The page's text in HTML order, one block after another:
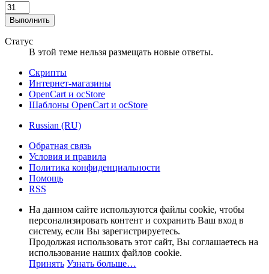
Выполнить
Статус
В этой теме нельзя размещать новые ответы.
Скрипты
Интернет-магазины
OpenCart и ocStore
Шаблоны OpenCart и ocStore
Russian (RU)
Обратная связь
Условия и правила
Политика конфиденциальности
Помощь
RSS
На данном сайте используются файлы cookie, чтобы
персонализировать контент и сохранить Ваш вход в
систему, если Вы зарегистрируетесь.
Продолжая использовать этот сайт, Вы соглашаетесь на
использование наших файлов cookie.
Принять Узнать больше…